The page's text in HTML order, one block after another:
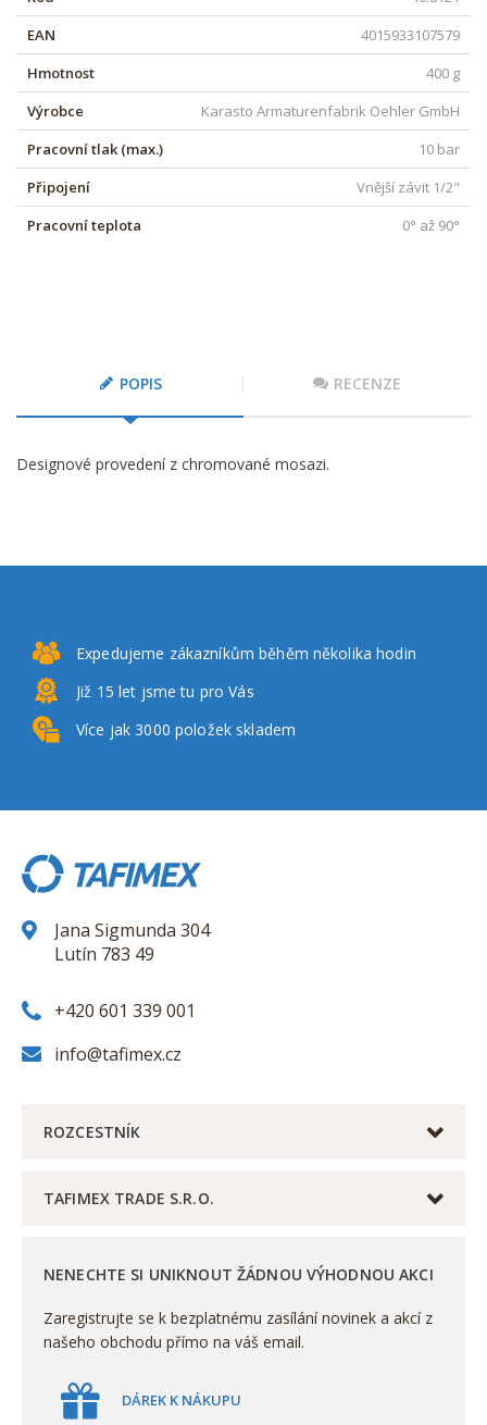
EAN
4015933107579
Hmotnost
400 g
Výrobce
Karasto Armaturenfabrik Oehler GmbH
Pracovní tlak (max.)
10 bar
Připojení
Vnější závit 1/2"
Pracovní teplota
0° až 90°
POPIS RECENZE
Designové provedení z chromované mosazi.
Expedujeme zákazníkům běhěm několika hodin
Již 15 let jsme tu pro Vás
Více jak 3000 položek skladem
Jana Sigmunda 304
Lutín 783 49
+420 601 339 001
info@tafimex.cz
ROZCESTNÍK
TAFIMEX TRADE S.R.O.
NENECHTE SI UNIKNOUT ŽÁDNOU VÝHODNOU AKCI
Zaregistrujte se k bezplatnému zasílání novinek a akcí z
našeho obchodu přímo na váš email.
DÁREK K NÁKUPU